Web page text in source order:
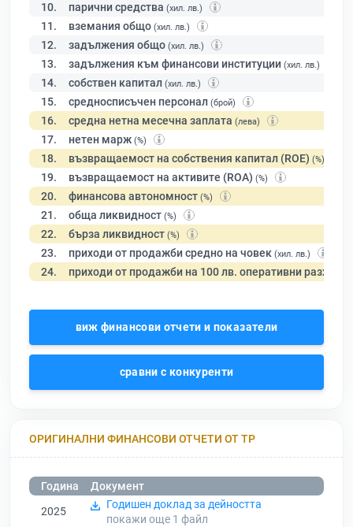
10. парични средства (хил. лв.)
11. вземания общо (хил. лв.)
12. задължения общо (хил. лв.)
13. задължения към финансови институции (хил. лв.)
14. собствен капитал (хил. лв.)
15. средносписъчен персонал (брой)
16. средна нетна месечна заплата (лева)
17. нетен марж (%)
18. възвращаемост на собствения капитал (ROE) (%)
19. възвращаемост на активите (ROA) (%)
20. финансова автономност (%)
21. обща ликвидност (%)
22. бърза ликвидност (%)
23. приходи от продажби средно на човек (хил. лв.)
24. приходи от продажби на 100 лв. оперативни разходи
виж финансови отчети и показатели
сравни с конкуренти
ОРИГИНАЛНИ ФИНАНСОВИ ОТЧЕТИ ОТ ТР
Година
Документ
2025
Годишен доклад за дейността
покажи още 1 файл